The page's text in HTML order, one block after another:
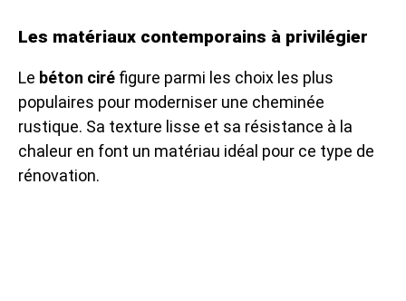
Les matériaux contemporains à privilégier
Le béton ciré figure parmi les choix les plus
populaires pour moderniser une cheminée
rustique. Sa texture lisse et sa résistance à la
chaleur en font un matériau idéal pour ce type de
rénovation.